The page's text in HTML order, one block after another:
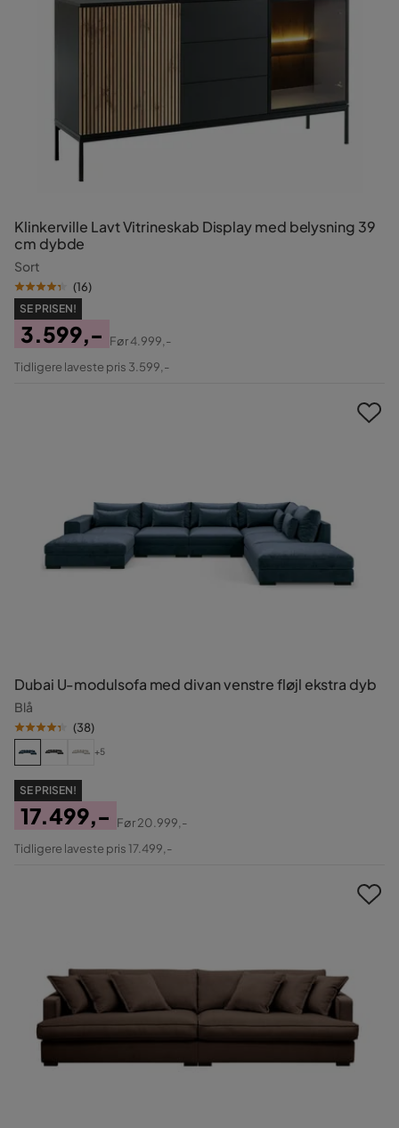
Klinkerville Lavt Vitrineskab Display med belysning 39
cm dybde
Sort
(16)
SE PRISEN!
Pris
3.599,-
Original
Før4.999,-
Tidligere laveste pris 3.599,-
Dubai U-modulsofa med divan venstre fløjl ekstra dyb
Blå
(38)
+5
SE PRISEN!
Pris
17.499,-
Original
Før20.999,-
Tidligere laveste pris 17.499,-